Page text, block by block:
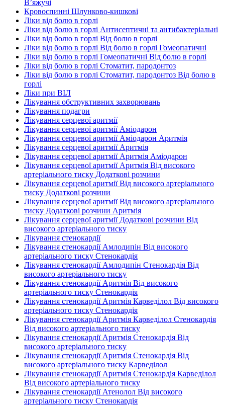
В’яжучі
Кровоспинні Шлунково-кишкові
Ліки від болю в горлі
Ліки від болю в горлі Антисептичні та антибактеріальні
Ліки від болю в горлі Від болю в горлі
Ліки від болю в горлі Від болю в горлі Гомеопатичні
Ліки від болю в горлі Гомеопатичні Від болю в горлі
Ліки від болю в горлі Стоматит, пародонтоз
Ліки від болю в горлі Стоматит, пародонтоз Від болю в
горлі
Ліки при ВІЛ
Лікування обструктивних захворювань
Лікування подагри
Лікування серцевої аритмії
Лікування серцевої аритмії Аміодарон
Лікування серцевої аритмії Аміодарон Аритмія
Лікування серцевої аритмії Аритмія
Лікування серцевої аритмії Аритмія Аміодарон
Лікування серцевої аритмії Аритмія Від високого
артеріального тиску Додаткові розчини
Лікування серцевої аритмії Від високого артеріального
тиску Додаткові розчини
Лікування серцевої аритмії Від високого артеріального
тиску Додаткові розчини Аритмія
Лікування серцевої аритмії Додаткові розчини Від
високого артеріального тиску
Лікування стенокардії
Лікування стенокардії Амлодипін Від високого
артеріального тиску Стенокардія
Лікування стенокардії Амлодипін Стенокардія Від
високого артеріального тиску
Лікування стенокардії Аритмія Від високого
артеріального тиску Стенокардія
Лікування стенокардії Аритмія Карведілол Від високого
артеріального тиску Стенокардія
Лікування стенокардії Аритмія Карведілол Стенокардія
Від високого артеріального тиску
Лікування стенокардії Аритмія Стенокардія Від
високого артеріального тиску
Лікування стенокардії Аритмія Стенокардія Від
високого артеріального тиску Карведілол
Лікування стенокардії Аритмія Стенокардія Карведілол
Від високого артеріального тиску
Лікування стенокардії Атенолол Від високого
артеріального тиску Стенокардія